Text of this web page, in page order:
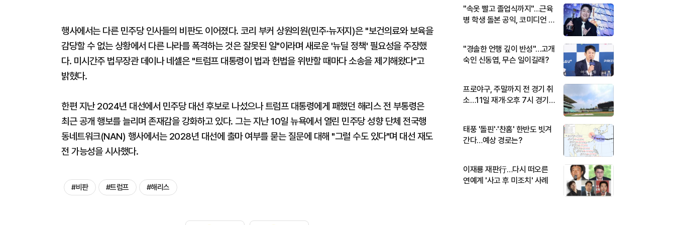
행사에서는 다른 민주당 인사들의 비판도 이어졌다. 코리 부커 상원의원(민주·뉴저지)은 "보건의료와 보육을
감당할 수 없는 상황에서 다른 나라를 폭격하는 것은 잘못된 일"이라며 새로운 '뉴딜 정책' 필요성을 주장했
다. 미시간주 법무장관 데이나 네셀은 "트럼프 대통령이 법과 헌법을 위반할 때마다 소송을 제기해왔다"고
밝혔다.
한편 지난 2024년 대선에서 민주당 대선 후보로 나섰으나 트럼프 대통령에게 패했던 해리스 전 부통령은
최근 공개 행보를 늘리며 존재감을 강화하고 있다. 그는 지난 10일 뉴욕에서 열린 민주당 성향 단체 전국행
동네트워크(NAN) 행사에서는 2028년 대선에 출마 여부를 묻는 질문에 대해 "그럴 수도 있다"며 대선 재도
전 가능성을 시사했다.
#비판 #트럼프 #해리스
"속옷 빨고 졸업식까지"…근육
병 학생 돌본 공익, 코미디언 김
"경솔한 언행 깊이 반성"…고개
숙인 신동엽, 무슨 일이길래?
프로야구, 주말까지 전 경기 취
소…11일 재개·오후 7시 경기
태풍 '돌핀'·'찬홈' 한반도 빗겨
간다…예상 경로는?
이재룡 재판行…다시 떠오른
연예계 '사고 후 미조치' 사례